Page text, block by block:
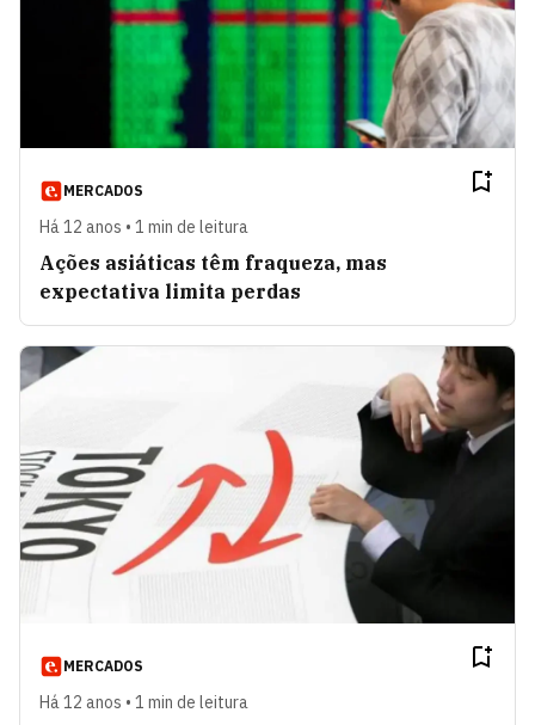
MERCADOS
Há 12 anos • 1 min de leitura
Ações asiáticas têm fraqueza, mas
expectativa limita perdas
MERCADOS
Há 12 anos • 1 min de leitura